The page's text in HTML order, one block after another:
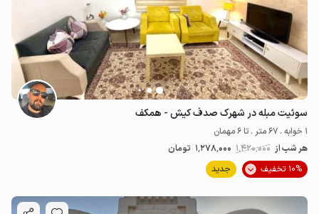
سوئیت مبله در شهرک صدف کیش - همکف
1 خوابه . 67 متر . تا 6 مهمان
هر شب از 1٬420٬000 1٬278٬000 تومان
10% تخفیف
جدید